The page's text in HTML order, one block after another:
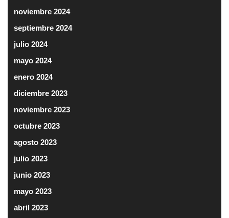
noviembre 2024
septiembre 2024
julio 2024
mayo 2024
enero 2024
diciembre 2023
noviembre 2023
octubre 2023
agosto 2023
julio 2023
junio 2023
mayo 2023
abril 2023